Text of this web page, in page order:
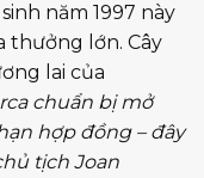
năm 1997 này
thưởng lớn. Cây
lai của
chuẩn bị mở
hợp đồng – đây
tịch Joan